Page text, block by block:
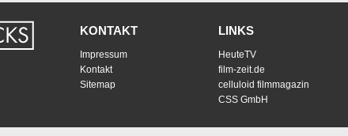
KONTAKT
Impressum
Kontakt
Sitemap
LINKS
HeuteTV
film-zeit.de
celluloid filmmagazin
CSS GmbH